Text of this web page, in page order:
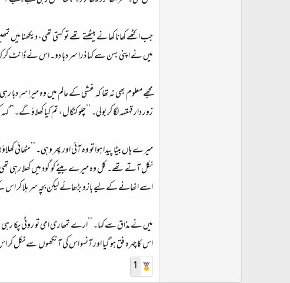
جب اکٹھے کھانا کھانے بیٹھتے تھے تو کہتی تھی، دیکھنا
میں نے اپنی بہن سے کہا ذرا سر دبا دو۔ اس نے ڈانٹ کر
مجھے معلوم بھی نہ تھا کہ غشی کے عالم میں وہ میرا سر
زور دار قہقہہ لگا کر بولی۔ ’’چلو کنگال، تم کیا کھلاؤ گے۔‘‘
میرے ہاں بیٹا پیدا ہوا تو وہ آئی اور پھر وہی۔
نکل آتے تھے۔ کل وہ میرے بیٹے کو گود میں کھلا رہی
اسے اٹھانے کے لیے بازو بڑھائے لیکن بچہ سر ہلا کر اس کے
میں نے مذاق سے کہا۔ ’’ارے تمھاری امی تو روٹی پکا
اس کا چہرہ فق ہو گیا اور آنسو اس کی آنکھوں سے نکل
1